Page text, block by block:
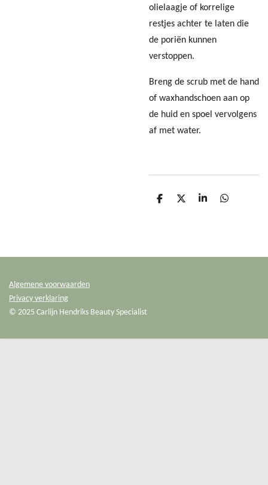
olielaagje of korrelige
restjes achter te laten die
de poriën kunnen
verstoppen.
Breng de scrub met de hand
of waxhandschoen aan op
de huid en spoel vervolgens
af met water.
D
D
S
D
Algemene voorwaarden
Privacy verklaring
© 2025 Carlijn Hendriks Beauty Specialist